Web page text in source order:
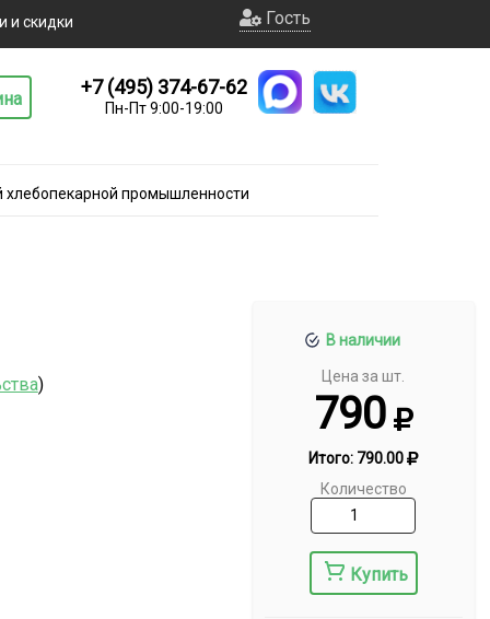
и скидки Гость
+7 (495) 374-67-62
Пн-Пт 9:00-19:00
промышленности
В наличии
Цена за шт.
790
Итого: 790.00
Количество
Купить
)